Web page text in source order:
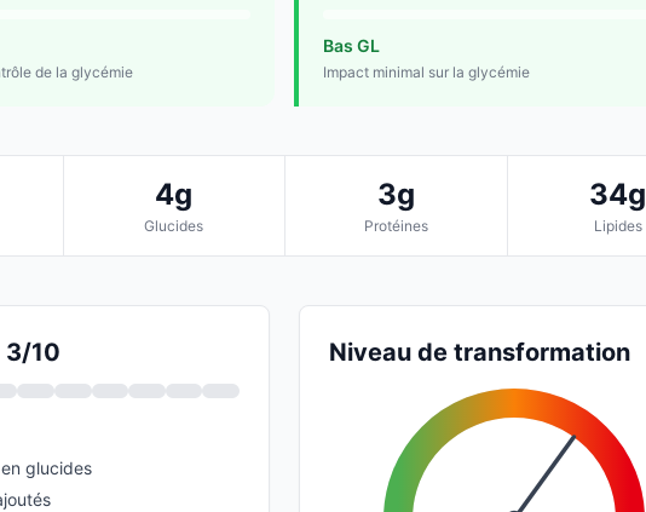
de la glycémie
Bas GL
Impact minimal sur la glycémie
4g
Glucides
3g
Protéines
34g
Lipides
3/10
glucides
Niveau de transformation